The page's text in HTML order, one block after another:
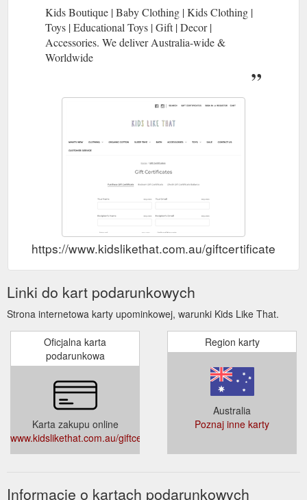
Kids Boutique | Baby Clothing | Kids Clothing |
Toys | Educational Toys | Gift | Decor |
Accessories. We deliver Australia-wide &
Worldwide
https://www.kidslikethat.com.au/giftcertificates.php
Linki do kart podarunkowych
Strona internetowa karty upominkowej, warunki Kids Like That.
Oficjalna karta
podarunkowa
Karta zakupu online
www.kidslikethat.com.au/giftcertificates.php
Region karty
Australia
Poznaj inne karty
Informacje o kartach podarunkowych